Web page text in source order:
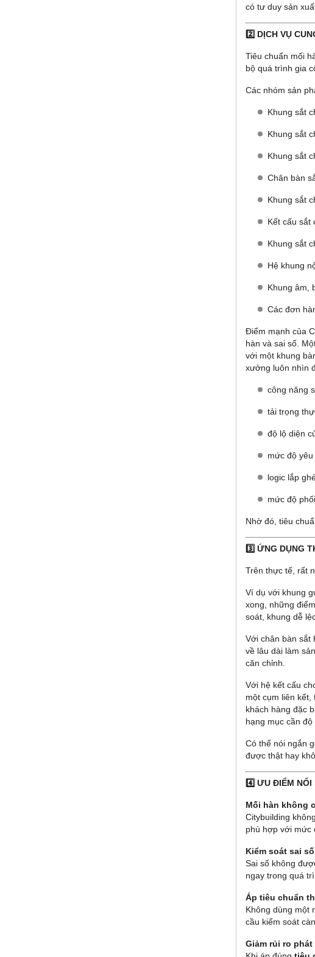
có tư duy sản
2️⃣ DỊCH VỤ
Tiêu chuẩn mối
bộ quá trình gia
Các nhóm sản
Khung sắt
Khung sắt
Khung sắt
Chân bàn
Khung sắt
Kết cấu sắt
Khung sắt
Hệ khung
Khung âm,
Các đơn
Điểm mạnh của
hàn và sai số.
với một khung
xưởng luôn nhìn
công năng
tải trọng
độ lộ diện
mức độ
logic lắp
mức độ
Nhờ đó, tiêu
3️⃣ ỨNG DỤNG
Trên thực tế, rất
Ví dụ với khung
xong, những
soát, khung dễ
Với chân bàn sắt
về lâu dài làm
căn chỉnh.
Với hệ kết cấu
một cụm liên
khách hàng đặc
hạng mục cần độ
Có thể nói ngắn
được thật hay
4️⃣ ƯU ĐIỂM NỔI
Mối hàn không
Citybuilding
phù hợp với mức
Kiểm soát sai
Sai số không
ngay trong quá
Áp tiêu chuẩn
Không dùng một
cầu kiểm soát
Giảm rủi ro